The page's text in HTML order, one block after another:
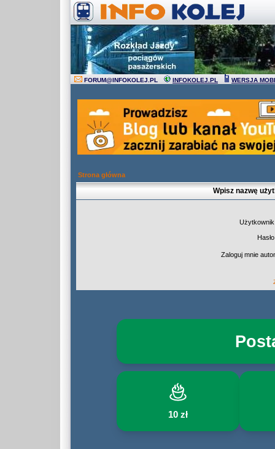
FORUM@INFOKOLEJ.PL INFOKOLEJ.PL WERSJA
Strona główna
Wpisz nazwę
Zaloguj mnie
10 zł